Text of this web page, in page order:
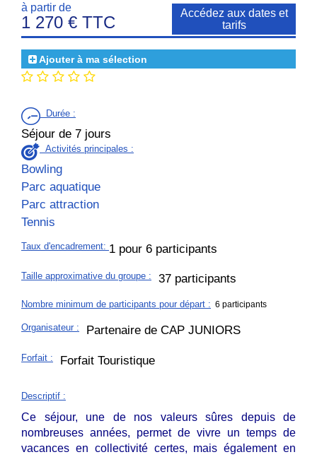
à partir de
1 270 € TTC
Accédez aux dates et
tarifs
Ajouter à ma sélection
Durée :
Séjour de 7 jours
Activités principales :
Bowling
Parc aquatique
Parc attraction
Tennis
Taux d'encadrement: 1 pour 6 participants
Taille approximative du groupe : 37 participants
Nombre minimum de participants pour départ : 6 participants
Organisateur : Partenaire de CAP JUNIORS
Forfait : Forfait Touristique
Descriptif :
Ce séjour, une de nos valeurs sûres depuis de
nombreuses années, permet de vivre un temps de
vacances en collectivité certes, mais également en